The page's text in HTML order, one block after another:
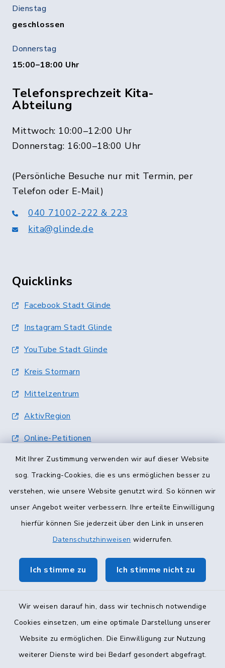
Mit Ihrer Zustimmung verwenden wir auf dieser Website
sog. Tracking-Cookies, die es uns ermöglichen besser zu
verstehen, wie unsere Website genutzt wird. So können wir
unser Angebot weiter verbessern. Ihre erteilte Einwilligung
hierfür können Sie jederzeit über den Link in unseren
Datenschutzhinweisen widerrufen.
Ich stimme zu Ich stimme nicht zu
Wir weisen darauf hin, dass wir technisch notwendige
Cookies einsetzen, um eine optimale Darstellung unserer
Website zu ermöglichen. Die Einwilligung zur Nutzung
weiterer Dienste wird bei Bedarf gesondert abgefragt.
Dienstag
geschlossen
Donnerstag
15:00–18:00 Uhr
Telefonsprechzeit Kita-
Abteilung
Mittwoch: 10:00–12:00 Uhr
Donnerstag: 16:00–18:00 Uhr
(Persönliche Besuche nur mit Termin, per
Telefon oder E-Mail)
040 71002-222 & 223
kita@glinde.de
Quicklinks
Facebook Stadt Glinde
Instagram Stadt Glinde
YouTube Stadt Glinde
Kreis Stormarn
Mittelzentrum
AktivRegion
Online-Petitionen
Terminvergabe